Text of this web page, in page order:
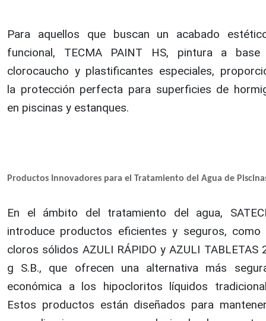
Para aquellos que buscan un acabado
funcional, TECMA PAINT HS, pintura a
clorocaucho y plastificantes especiales,
la protección perfecta para superficies de
en piscinas y estanques.
Productos Innovadores para el Tratamiento del Agua de
En el ámbito del tratamiento del agua,
introduce productos eficientes y seguros, como
cloros sólidos AZULI RÁPIDO y AZULI TABLETAS
g S.B., que ofrecen una alternativa más
económica a los hipocloritos líquidos
Estos productos están diseñados para